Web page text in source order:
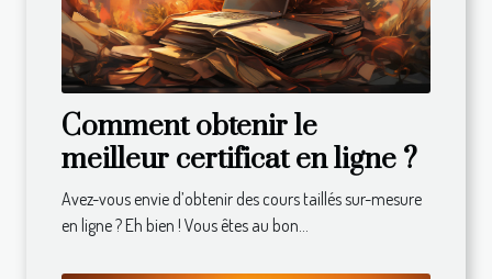
Comment obtenir le
meilleur certificat en ligne ?
Avez-vous envie d’obtenir des cours taillés sur-mesure
en ligne ? Eh bien ! Vous êtes au bon...